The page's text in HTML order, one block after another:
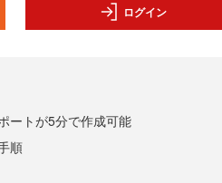
ログイン
ートが5分で作成可能
順